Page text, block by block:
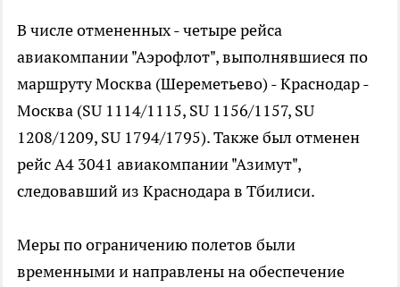
В числе отмененных - четыре рейса
авиакомпании "Аэрофлот", выполнявшиеся по
маршруту Москва (Шереметьево) - Краснодар -
Москва (SU 1114/1115, SU 1156/1157, SU
1208/1209, SU 1794/1795). Также был отменен
рейс А4 3041 авиакомпании "Азимут",
следовавший из Краснодара в Тбилиси.
Меры по ограничению полетов были
временными и направлены на обеспечение